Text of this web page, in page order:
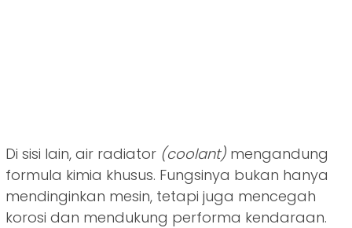
Di sisi lain, air radiator (coolant) mengandung
formula kimia khusus. Fungsinya bukan hanya
mendinginkan mesin, tetapi juga mencegah
korosi dan mendukung performa kendaraan.